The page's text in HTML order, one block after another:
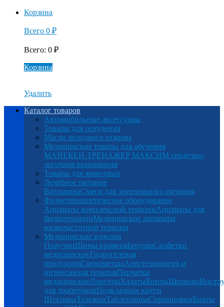
Корзина
Всего 0 ₽
Всего: 0 ₽
Корзина
Удалить
Каталог товаров
Автомобильные аксессуары
Товары для похудения
Масло холодного отжима
Медицинские товары для обучения
МАНЕКЕН-ТРЕНАЖЕР МАКСИМ сердечно-
легочная реанимация
Товары для животных
Лечебное питание
ВитаминыСмеси для энтерального питания
Физиотерапевтическое оборудование
Аппараты комплексной терапииАппараты для
физиотерапииМедицинские аппараты
низкочастотной терапии
Медицинские изделия
ПоручниШины крамераБерушиСалфетки
медицинскиеГидрогелевая
продукцияГлюкометрыАнестезиология и
интенсивная терапияПерчатки
медицинскиеЛонгетыХалатыБинтыШприцы
для диабетиковПодкладные круги
ШтативыТележкиТаблетницыСпринцовкиБинты